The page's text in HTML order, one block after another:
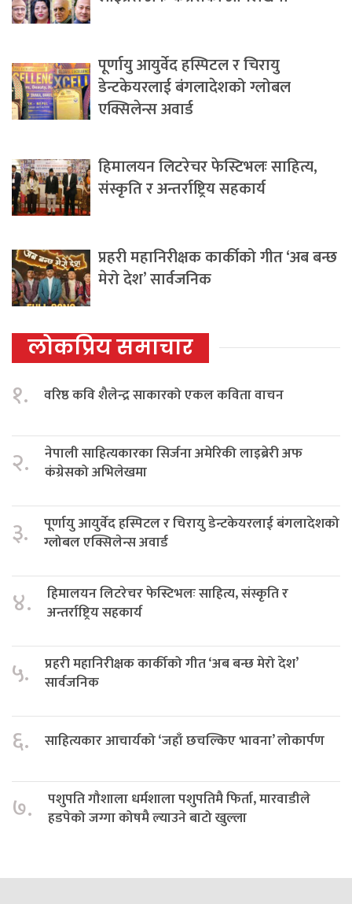
पूर्णायु आयुर्वेद हस्पिटल र चिरायु
डेन्टकेयरलाई बंगलादेशको ग्लोबल
एक्सिलेन्स अवार्ड
हिमालयन लिटरेचर फेस्टिभलः साहित्य,
संस्कृति र अन्तर्राष्ट्रिय सहकार्य
प्रहरी महानिरीक्षक कार्कीको गीत ‘अब बन्छ
मेरो देश’ सार्वजनिक
लोकप्रिय समाचार
१. वरिष्ठ कवि शैलेन्द्र साकारको एकल कविता वाचन
२.
नेपाली साहित्यकारका सिर्जना अमेरिकी लाइब्रेरी अफ
कंग्रेसको अभिलेखमा
३.
पूर्णायु आयुर्वेद हस्पिटल र चिरायु डेन्टकेयरलाई बंगलादेशको
ग्लोबल एक्सिलेन्स अवार्ड
४.
हिमालयन लिटरेचर फेस्टिभलः साहित्य, संस्कृति र
अन्तर्राष्ट्रिय सहकार्य
५.
प्रहरी महानिरीक्षक कार्कीको गीत ‘अब बन्छ मेरो देश’
सार्वजनिक
६. साहित्यकार आचार्यको ‘जहाँ छचल्किए भावना’ लोकार्पण
७.
पशुपति गौशाला धर्मशाला पशुपतिमै फिर्ता, मारवाडीले
हडपेको जग्गा कोषमै ल्याउने बाटो खुल्ला